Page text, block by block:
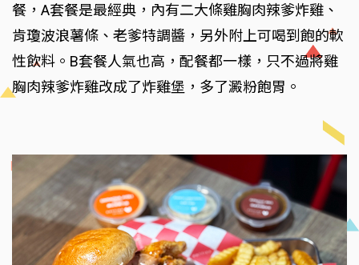
餐，A套餐是最經典，內有二大條雞胸肉辣爹炸雞、
肯瓊波浪薯條、老爹特調醬，另外附上可喝到飽的軟
性飲料。B套餐人氣也高，配餐都一樣，只不過將雞
胸肉辣爹炸雞改成了炸雞堡，多了澱粉飽胃。